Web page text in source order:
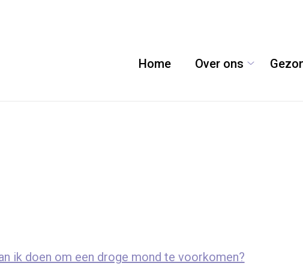
Home Over ons
ik doen om een droge mond te voorkomen?